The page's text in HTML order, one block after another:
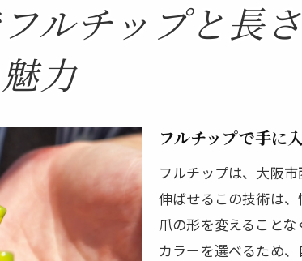
季節に応じたフルチップデザインの選
長さだしで個性を引き出す！大阪市西区で
あなたらしさを表現する長さだしテク
大阪市西区で人気のデザインとその秘密
長さだしが可能にする個性的なスタイ
ネイルアートで際立つ個性の作り方
フルチップとの組み合わせで生まれる
長さだしのプロフェッショナルが提案
忙しいあなたに最適！フルチップで手軽
ルチップと長
力
フルチップで手に
フルチップは、大阪
伸ばせるこの技術は、
爪の形を変えること
カラーを選べるため